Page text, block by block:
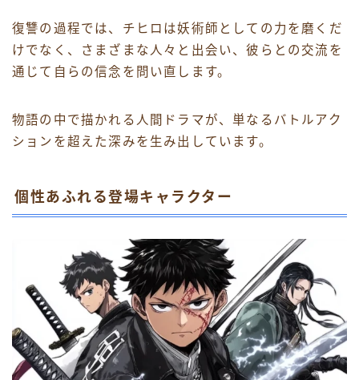
復讐の過程では、チヒロは妖術師としての力を磨くだ
けでなく、さまざまな人々と出会い、彼らとの交流を
通じて自らの信念を問い直します。
物語の中で描かれる人間ドラマが、単なるバトルアク
ションを超えた深みを生み出しています。
個性あふれる登場キャラクター